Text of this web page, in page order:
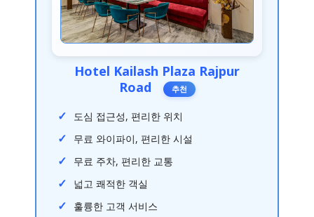
Hotel Kailash Plaza Rajpur
Road
추천
도심 접근성, 편리한 위치
무료 와이파이, 편리한 시설
무료 주차, 편리한 교통
넓고 쾌적한 객실
훌륭한 고객 서비스